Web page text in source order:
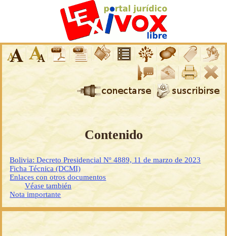
Contenido
Bolivia: Decreto Presidencial Nº 4889, 11 de marzo de 2023
Ficha Técnica (DCMI)
Enlaces con otros documentos
Véase también
Nota importante